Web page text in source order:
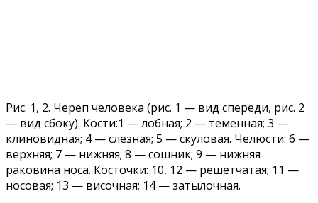
Рис. 1, 2. Череп человека (рис. 1 — вид спереди, рис. 2
— вид сбоку). Кости:1 — лобная; 2 — теменная; 3 —
клиновидная; 4 — слезная; 5 — скуловая. Челюсти: 6 —
верхняя; 7 — нижняя; 8 — сошник; 9 — нижняя
раковина носа. Косточки: 10, 12 — решетчатая; 11 —
носовая; 13 — височная; 14 — затылочная.